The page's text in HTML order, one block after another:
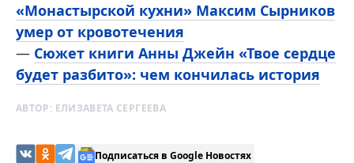
«Монастырской кухни» Максим Сырников
умер от кровотечения
— Сюжет книги Анны Джейн «Твое сердце
будет разбито»: чем кончилась история
АВТОР: ЕЛИЗАВЕТА СЕРГЕЕВА
Подписаться в Google Новостях